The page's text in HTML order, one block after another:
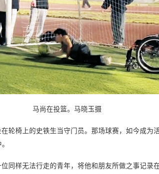
马尚在投篮。马晓玉摄
轮椅上的史铁生当守门员。那场球赛，如今成为
同样无法行走的青年，将他和朋友所做之事记录